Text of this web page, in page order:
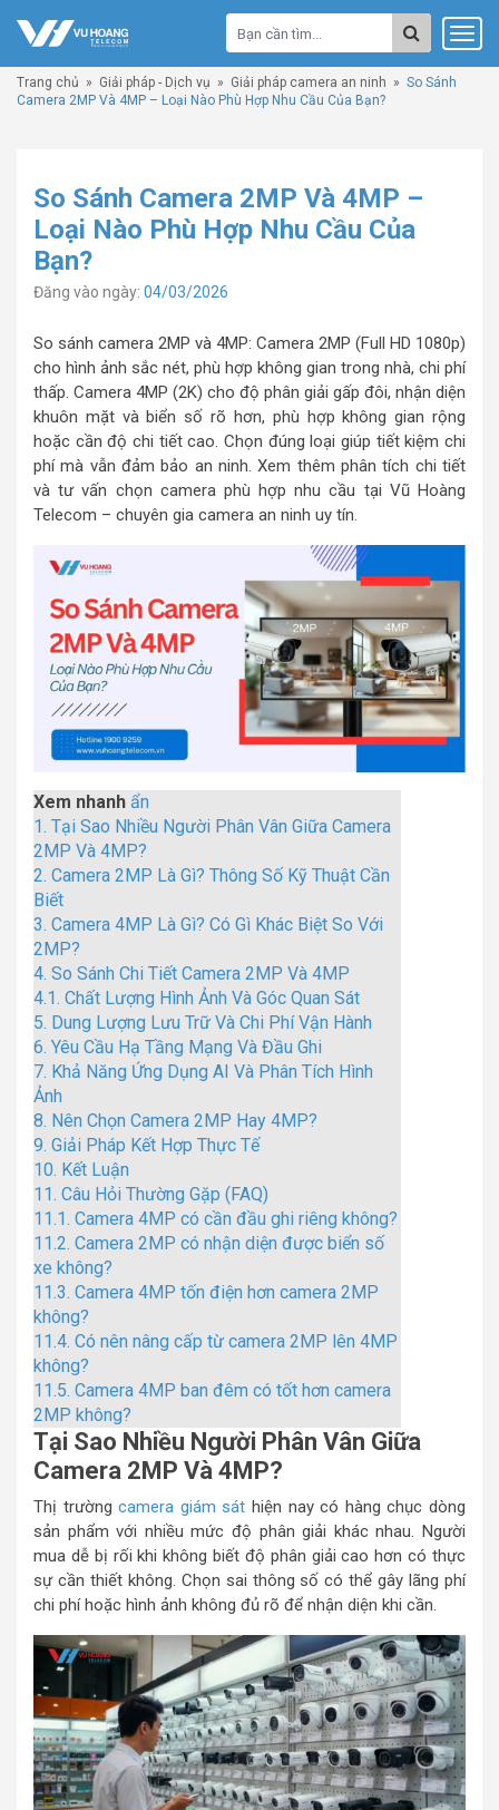
Trang chủ » Giải pháp - Dịch vụ » Giải pháp camera an ninh » So Sánh
Camera 2MP Và 4MP – Loại Nào Phù Hợp Nhu Cầu Của Bạn?
So Sánh Camera 2MP Và 4MP –
Loại Nào Phù Hợp Nhu Cầu Của
Bạn?
Đăng vào ngày: 04/03/2026
So sánh camera 2MP và 4MP: Camera 2MP (Full HD 1080p)
cho hình ảnh sắc nét, phù hợp không gian trong nhà, chi phí
thấp. Camera 4MP (2K) cho độ phân giải gấp đôi, nhận diện
khuôn mặt và biển số rõ hơn, phù hợp không gian rộng
hoặc cần độ chi tiết cao. Chọn đúng loại giúp tiết kiệm chi
phí mà vẫn đảm bảo an ninh. Xem thêm phân tích chi tiết
và tư vấn chọn camera phù hợp nhu cầu tại Vũ Hoàng
Telecom – chuyên gia camera an ninh uy tín.
Xem nhanh ẩn
1. Tại Sao Nhiều Người Phân Vân Giữa Camera
2MP Và 4MP?
2. Camera 2MP Là Gì? Thông Số Kỹ Thuật Cần
Biết
3. Camera 4MP Là Gì? Có Gì Khác Biệt So Với
2MP?
4. So Sánh Chi Tiết Camera 2MP Và 4MP
4.1. Chất Lượng Hình Ảnh Và Góc Quan Sát
5. Dung Lượng Lưu Trữ Và Chi Phí Vận Hành
6. Yêu Cầu Hạ Tầng Mạng Và Đầu Ghi
7. Khả Năng Ứng Dụng AI Và Phân Tích Hình
Ảnh
8. Nên Chọn Camera 2MP Hay 4MP?
9. Giải Pháp Kết Hợp Thực Tế
10. Kết Luận
11. Câu Hỏi Thường Gặp (FAQ)
11.1. Camera 4MP có cần đầu ghi riêng không?
11.2. Camera 2MP có nhận diện được biển số
xe không?
11.3. Camera 4MP tốn điện hơn camera 2MP
không?
11.4. Có nên nâng cấp từ camera 2MP lên 4MP
không?
11.5. Camera 4MP ban đêm có tốt hơn camera
2MP không?
Tại Sao Nhiều Người Phân Vân Giữa
Camera 2MP Và 4MP?
Thị trườngcamera giám sát hiện nay có hàng chục dòng
sản phẩm với nhiều mức độ phân giải khác nhau. Người
mua dễ bị rối khi không biết độ phân giải cao hơn có thực
sự cần thiết không. Chọn sai thông số có thể gây lãng phí
chi phí hoặc hình ảnh không đủ rõ để nhận diện khi cần.